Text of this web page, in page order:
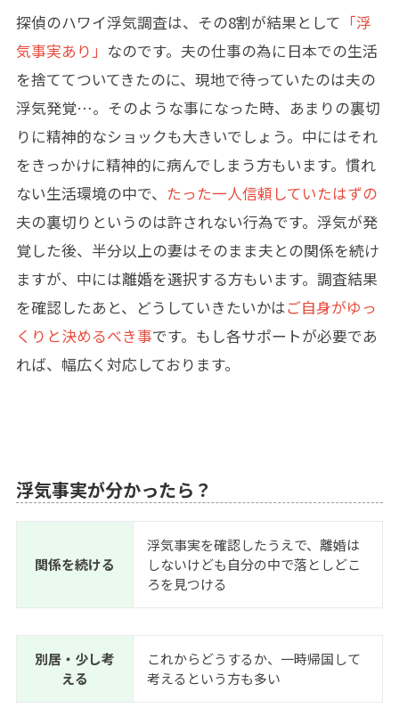
探偵のハワイ浮気調査は、その8割が結果として 「浮
気事実あり」 なのです。夫の仕事の為に日本での生活
を捨ててついてきたのに、現地で待っていたのは夫の
浮気発覚…。そのような事になった時、あまりの裏切
りに精神的なショックも大きいでしょう。中にはそれ
をきっかけに精神的に病んでしまう方もいます。慣れ
ない生活環境の中で、 たった一人信頼していたはずの
夫の裏切りというのは許されない行為です。浮気が発
覚した後、半分以上の妻はそのまま夫との関係を続け
ますが、中には離婚を選択する方もいます。調査結果
を確認したあと、どうしていきたいかはご自身がゆっ
くりと決めるべき事です。もし各サポートが必要であ
れば、幅広く対応しております。
浮気事実が分かったら？
関係を続ける
浮気事実を確認したうえで、離婚は
しないけども自分の中で落としどこ
ろを見つける
別居・少し考
える
これからどうするか、一時帰国して
考えるという方も多い